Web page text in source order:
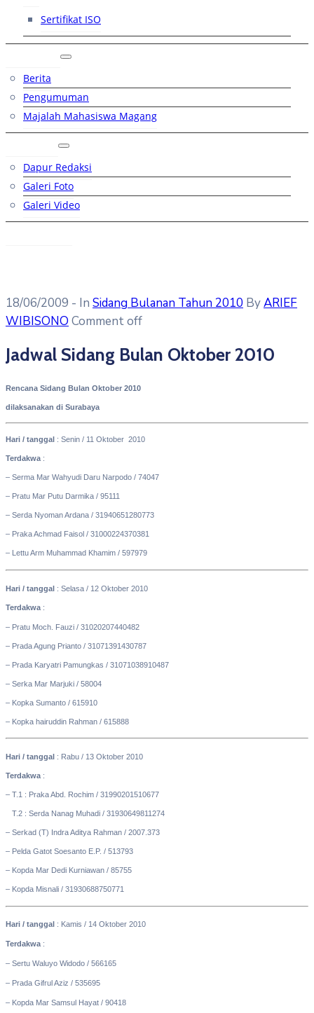
Sertifikat ISO
Berita
Pengumuman
Majalah Mahasiswa Magang
Dapur Redaksi
Galeri Foto
Galeri Video
18/06/2009 - In Sidang Bulanan Tahun 2010 ByARIEF
WIBISONO Comment off
Jadwal Sidang Bulan Oktober 2010
Rencana Sidang Bulan Oktober 2010
dilaksanakan di Surabaya
Hari / tanggal : Senin / 11 Oktober 2010
Terdakwa:
– Serma Mar Wahyudi Daru Narpodo / 74047
– Pratu Mar Putu Darmika / 95111
– Serda Nyoman Ardana / 31940651280773
– Praka Achmad Faisol / 31000224370381
– Lettu Arm Muhammad Khamim / 597979
Hari / tanggal : Selasa / 12 Oktober 2010
Terdakwa :
– Pratu Moch. Fauzi / 31020207440482
– Prada Agung Prianto / 31071391430787
– Prada Karyatri Pamungkas / 31071038910487
– Serka Mar Marjuki / 58004
– Kopka Sumanto / 615910
– Kopka hairuddin Rahman / 615888
Hari / tanggal : Rabu / 13 Oktober 2010
Terdakwa :
– T.1 : Praka Abd. Rochim / 31990201510677
T.2 : Serda Nanag Muhadi / 31930649811274
– Serkad (T) Indra Aditya Rahman / 2007.373
– Pelda Gatot Soesanto E.P. / 513793
– Kopda Mar Dedi Kurniawan / 85755
– Kopda Misnali / 31930688750771
Hari / tanggal : Kamis / 14 Oktober 2010
Terdakwa :
– Sertu Waluyo Widodo / 566165
– Prada Gifrul Aziz / 535695
– Kopda Mar Samsul Hayat / 90418